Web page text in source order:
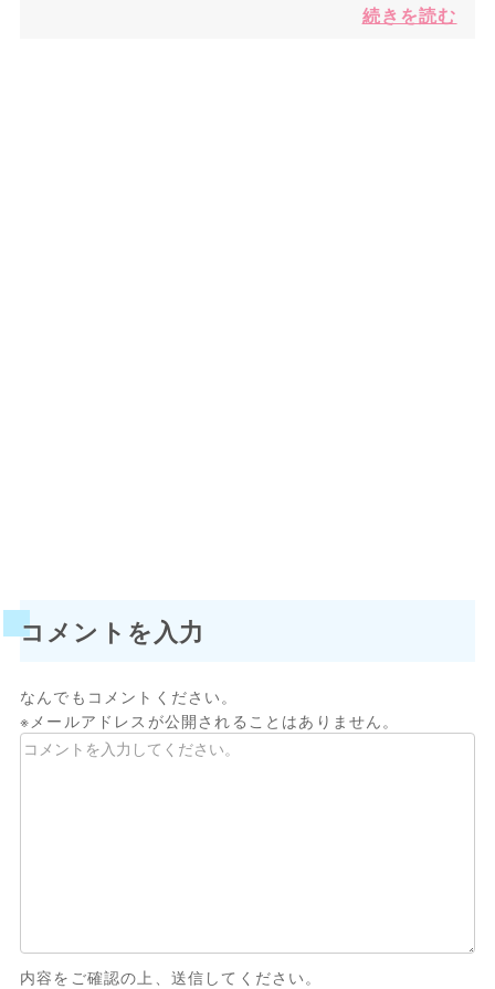
続きを読む
コメントを入力
なんでもコメントください。
※メールアドレスが公開されることはありません。
内容をご確認の上、送信してください。